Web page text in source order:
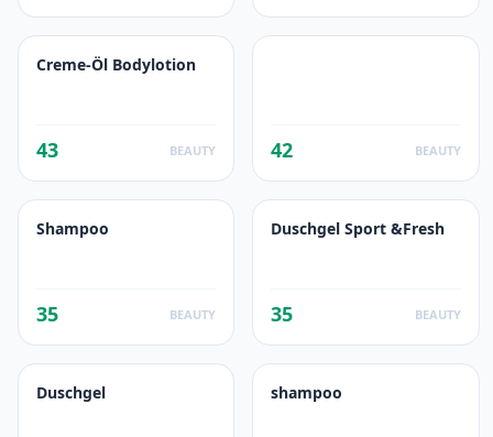
Creme-Öl Bodylotion
43 BEAUTY 42 BEAUTY
Shampoo
35 BEAUTY
Duschgel Sport &Fresh
35 BEAUTY
Duschgel shampoo